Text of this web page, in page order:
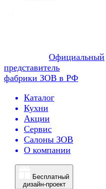
Официальный
представитель
фабрики ЗОВ в РФ
Каталог
Кухни
Акции
Сервис
Салоны ЗОВ
О компании
Бесплатный
дизайн-проект